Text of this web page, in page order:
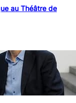
au Théâtre de